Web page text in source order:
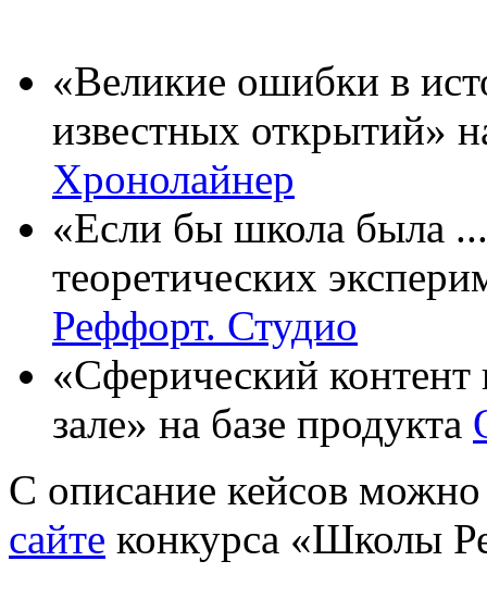
«Великие ошибки в
известных открытий»
Хронолайнер
«Если бы школа была
теоретических
Реффорт. Студио
«Сферический
зале» на базе продукта
С описание кейсов можно
сайте конкурса «Школы